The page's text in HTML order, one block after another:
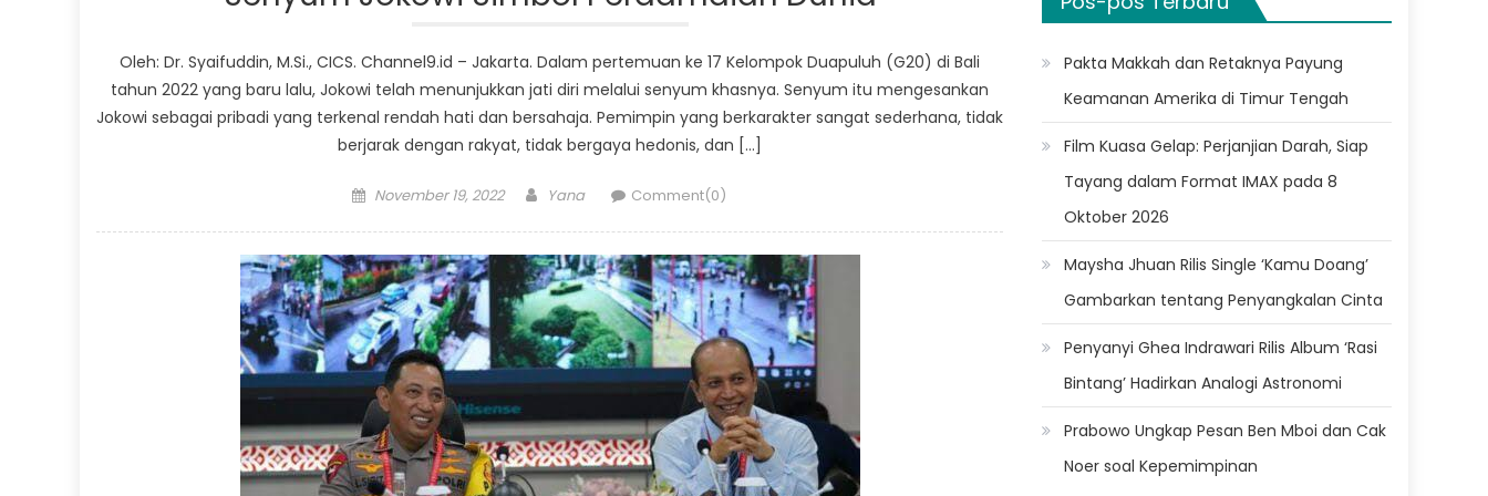
Oleh: Dr. Syaifuddin, M.Si., CICS. Channel9.id – Jakarta. Dalam pertemuan ke 17 Kelompok Duapuluh (G20) di Bali
tahun 2022 yang baru lalu, Jokowi telah menunjukkan jati diri melalui senyum khasnya. Senyum itu mengesankan
Jokowi sebagai pribadi yang terkenal rendah hati dan bersahaja. Pemimpin yang berkarakter sangat sederhana, tidak
berjarak dengan rakyat, tidak bergaya hedonis, dan […]
Posted
November 19, 2022 Author
Yana Comment(0)
Pakta Makkah dan Retaknya Payung
Keamanan Amerika di Timur Tengah
Film Kuasa Gelap: Perjanjian Darah, Siap
Tayang dalam Format IMAX pada 8
Oktober 2026
Maysha Jhuan Rilis Single ‘Kamu Doang’
Gambarkan tentang Penyangkalan Cinta
Penyanyi Ghea Indrawari Rilis Album ‘Rasi
Bintang’ Hadirkan Analogi Astronomi
Prabowo Ungkap Pesan Ben Mboi dan Cak
Noer soal Kepemimpinan